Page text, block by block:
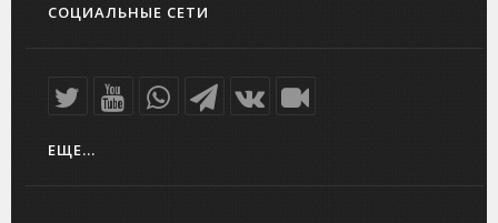
СОЦИАЛЬНЫЕ СЕТИ
ЕЩЕ...